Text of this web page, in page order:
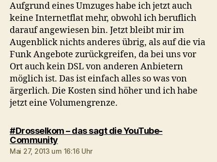
Aufgrund eines Umzuges habe ich jetzt auch
keine Internetflat mehr, obwohl ich beruflich
darauf angewiesen bin. Jetzt bleibt mir im
Augenblick nichts anderes übrig, als auf die via
Funk Angebote zurückgreifen, da bei uns vor
Ort auch kein DSL von anderen Anbietern
möglich ist. Das ist einfach alles so was von
ärgerlich. Die Kosten sind höher und ich habe
jetzt eine Volumengrenze.
#Drosselkom – das sagt die YouTube-
Communitysagt:
Mai 27, 2013 um 16:16 Uhr